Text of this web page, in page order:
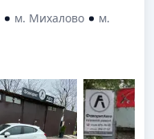
м. Михалово
м.